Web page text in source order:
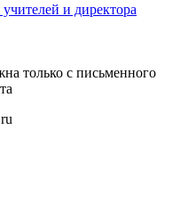
и директора
только с письменного